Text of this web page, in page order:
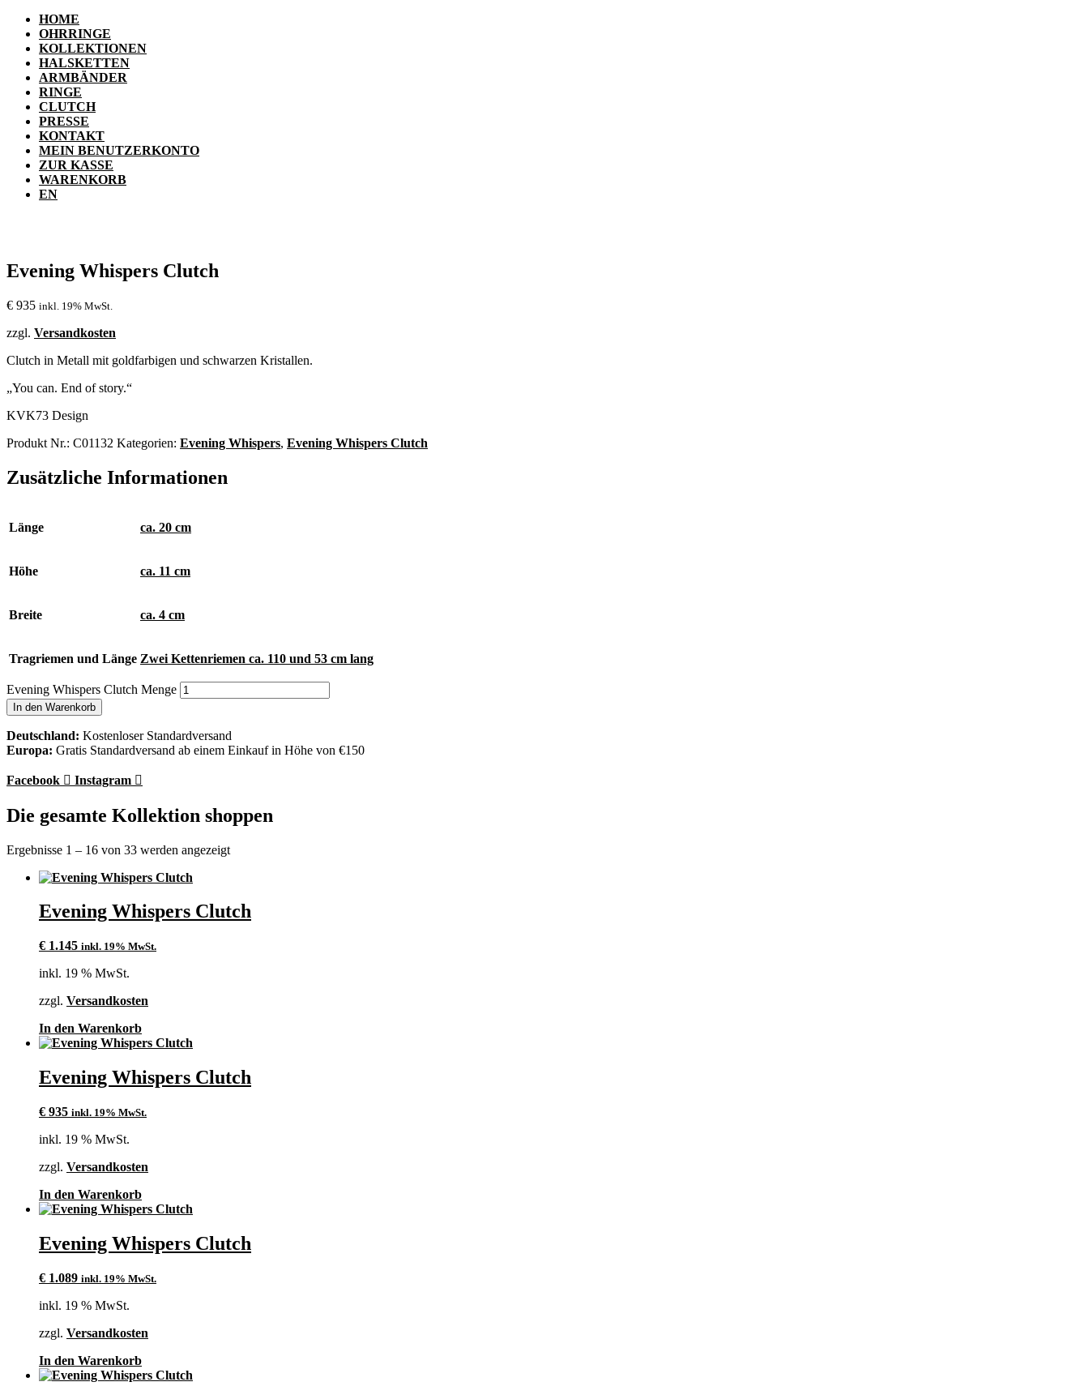
HOME
OHRRINGE
KOLLEKTIONEN
HALSKETTEN
ARMBÄNDER
RINGE
CLUTCH
PRESSE
KONTAKT
MEIN BENUTZERKONTO
ZUR KASSE
WARENKORB
EN
Evening Whispers Clutch
€ 935 inkl. 19% MwSt.
zzgl. Versandkosten
Clutch in Metall mit goldfarbigen und schwarzen Kristallen.
„You can. End of story.“
KVK73 Design
Produkt Nr.: C01132 Kategorien: Evening Whispers, Evening Whispers Clutch
Zusätzliche Informationen
Länge ca. 20 cm
Höhe ca. 11 cm
Breite ca. 4 cm
Tragriemen und Länge Zwei Kettenriemen ca. 110 und 53 cm lang
Evening Whispers Clutch Menge
In den Warenkorb
Deutschland: Kostenloser Standardversand
Europa: Gratis Standardversand ab einem Einkauf in Höhe von €150
Facebook Instagram
Die gesamte Kollektion shoppen
Ergebnisse 1 – 16 von 33 werden angezeigt
Evening Whispers Clutch
€ 1.145 inkl. 19% MwSt.
inkl. 19 % MwSt.
zzgl. Versandkosten
In den Warenkorb
Evening Whispers Clutch
€ 935 inkl. 19% MwSt.
inkl. 19 % MwSt.
zzgl. Versandkosten
In den Warenkorb
Evening Whispers Clutch
€ 1.089 inkl. 19% MwSt.
inkl. 19 % MwSt.
zzgl. Versandkosten
In den Warenkorb